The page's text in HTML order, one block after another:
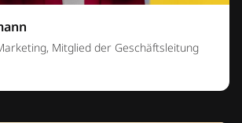
Mitglied der Geschäftsleitung